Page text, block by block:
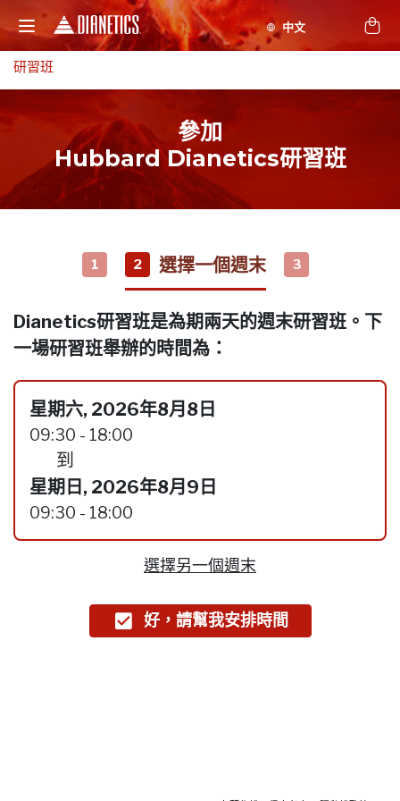
研習班
參加
Hubbard Dianetics研習班
1 2 選擇一個週末 3
Dianetics研習班是為期兩天的週末研習班。下
一場研習班舉辦的時間為：
星期六, 2026年8月8日
09:30 - 18:00
到
星期日, 2026年8月9日
09:30 - 18:00
選擇另一個週末
好，請幫我安排時間